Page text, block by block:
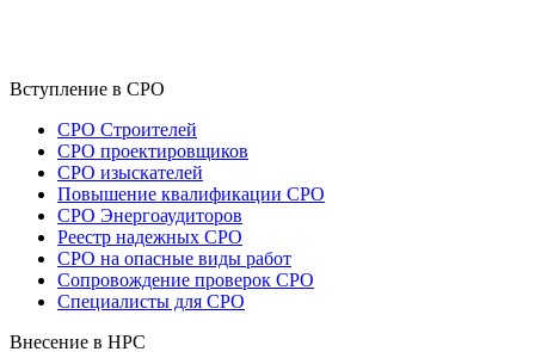
Вступление в СРО
СРО Строителей
СРО проектировщиков
СРО изыскателей
Повышение квалификации СРО
СРО Энергоаудиторов
Реестр надежных СРО
СРО на опасные виды работ
Сопровождение проверок СРО
Специалисты для СРО
Внесение в НРС